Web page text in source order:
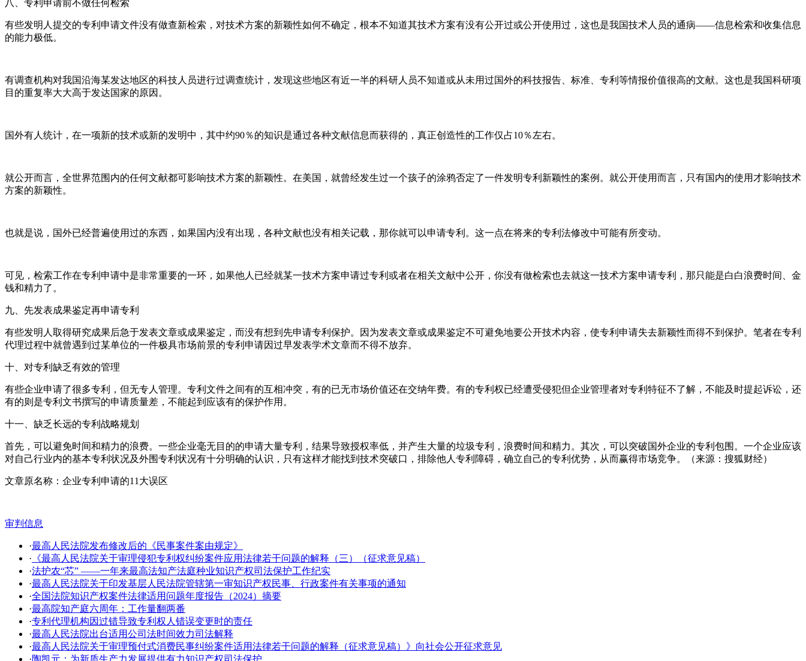
八、专利申请前不做任何检索
有些发明人提交的专利申请文件没有做查新检索，对技术方案的新颖性如何不确定，根本不知道其技术方案有没有公开过或公开使用过，这也是我国技术人员的通病——信息检索和收集信息
的能力极低。
有调查机构对我国沿海某发达地区的科技人员进行过调查统计，发现这些地区有近一半的科研人员不知道或从未用过国外的科技报告、标准、专利等情报价值很高的文献。这也是我国科研项
目的重复率大大高于发达国家的原因。
国外有人统计，在一项新的技术或新的发明中，其中约90％的知识是通过各种文献信息而获得的，真正创造性的工作仅占10％左右。
就公开而言，全世界范围内的任何文献都可影响技术方案的新颖性。在美国，就曾经发生过一个孩子的涂鸦否定了一件发明专利新颖性的案例。就公开使用而言，只有国内的使用才影响技术
方案的新颖性。
也就是说，国外已经普遍使用过的东西，如果国内没有出现，各种文献也没有相关记载，那你就可以申请专利。这一点在将来的专利法修改中可能有所变动。
可见，检索工作在专利申请中是非常重要的一环，如果他人已经就某一技术方案申请过专利或者在相关文献中公开，你没有做检索也去就这一技术方案申请专利，那只能是白白浪费时间、金
钱和精力了。
九、先发表成果鉴定再申请专利
有些发明人取得研究成果后急于发表文章或成果鉴定，而没有想到先申请专利保护。因为发表文章或成果鉴定不可避免地要公开技术内容，使专利申请失去新颖性而得不到保护。笔者在专利
代理过程中就曾遇到过某单位的一件极具市场前景的专利申请因过早发表学术文章而不得不放弃。
十、对专利缺乏有效的管理
有些企业申请了很多专利，但无专人管理。专利文件之间有的互相冲突，有的已无市场价值还在交纳年费。有的专利权已经遭受侵犯但企业管理者对专利特征不了解，不能及时提起诉讼，还
有的则是专利文书撰写的申请质量差，不能起到应该有的保护作用。
十一、缺乏长远的专利战略规划
首先，可以避免时间和精力的浪费。一些企业毫无目的的申请大量专利，结果导致授权率低，并产生大量的垃圾专利，浪费时间和精力。其次，可以突破国外企业的专利包围。一个企业应该
对自己行业内的基本专利状况及外围专利状况有十分明确的认识，只有这样才能找到技术突破口，排除他人专利障碍，确立自己的专利优势，从而赢得市场竞争。（来源：搜狐财经）
文章原名称：企业专利申请的11大误区
审判信息
·最高人民法院发布修改后的《民事案件案由规定》
· 《最高人民法院关于审理侵犯专利权纠纷案件应用法律若干问题的解释（三）（征求意见稿）
·法护农“芯” ——一年来最高法知产法庭种业知识产权司法保护工作纪实
·​最高人民法院关于印发基层人民法院管辖第一审知识产权民事、行政案件有关事项的通知
·全国法院知识产权案件法律适用问题年度报告（2024）摘要
·最高院知产庭六周年：工作量翻两番
·专利代理机构因过错导致专利权人错误变更时的责任
·最高人民法院出台适用公司法时间效力司法解释
·最高人民法院关于审理预付式消费民事纠纷案件适用法律若干问题的解释（征求意见稿）》向社会公开征求意见
·陶凯元：为新质生产力发展提供有力知识产权司法保护